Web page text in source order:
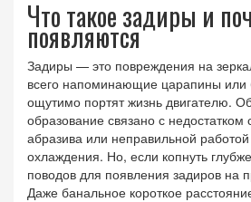
Что такое задиры и
появляются
Задиры — это повреждения на
всего напоминающие царапины или
ощутимо портят жизнь двигателю.
образование связано с
абразива или неправильной
охлаждения. Но, если копнуть
поводов для появления задиров на
Даже банальное короткое